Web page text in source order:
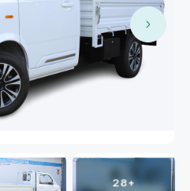
Over ons
Contact
28+